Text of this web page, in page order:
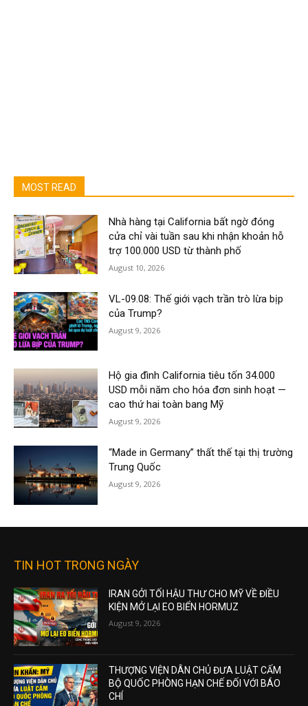
MOST READ
Nhà hàng tại California bất ngờ đóng
cửa chỉ vài tuần sau khi nhận khoản hỗ
trợ 100.000 USD từ thành phố
August 10, 2026
VL-09.08: Thế giới vạch trần trò lừa bịp
của Trump?
August 9, 2026
Hộ gia đình California tiêu tốn 34.000
USD mỗi năm cho hóa đơn sinh hoạt —
cao thứ hai toàn bang Mỹ
August 9, 2026
“Made in Germany” thất thế tại thị trường
Trung Quốc
August 9, 2026
TIN HOT TRONG NGÀY
IRAN GỞI TỐI HẬU THƯ CHO MỸ VỀ ĐIỀU
KIỆN MỞ LẠI EO BIỂN HORMUZ
August 9, 2026
THƯỢNG VIỆN DÂN CHỦ ĐƯA LUẬT CẤM
BỘ QUỐC PHÒNG HẠN CHẾ ĐỐI VỚI BÁO
CHÍ